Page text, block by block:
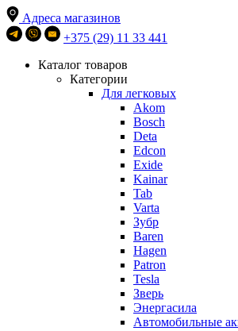
Адреса магазинов
+375 (29) 11 33 441
Каталог товаров
Категории
Для легковых
Akom
Bosch
Deta
Edcon
Exide
Kainar
Tab
Varta
Зубр
Baren
Hagen
Patron
Tesla
Зверь
Энергасила
Автомобильные